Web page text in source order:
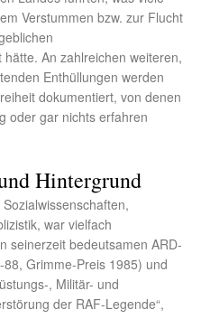
Verstummen bzw. zur Flucht
hätte. An zahlreichen weiteren,
Enthüllungen werden
dokumentiert, von denen
oder gar nichts erfahren
Hintergrund
war vielfach
seinerzeit bedeutsamen ARD-
88, Grimme-Preis 1985) und
, Militär- und
der RAF-Legende“,